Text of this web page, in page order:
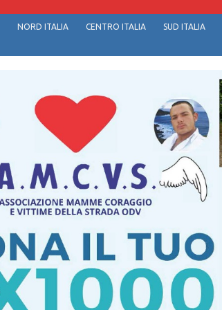
NORD ITALIA CENTRO ITALIA SUD ITALIA